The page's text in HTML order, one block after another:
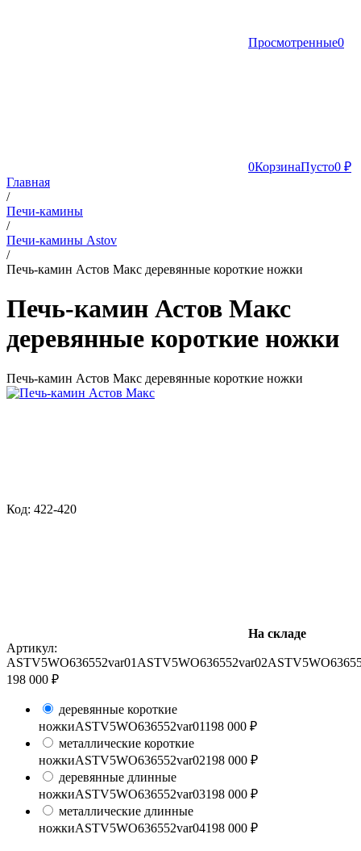
Просмотренные0
0КорзинаПусто0 ₽
Главная
/
Печи-камины
/
Печи-камины Astov
/
Печь-камин Астов Макс деревянные короткие ножки
Печь-камин Астов Макс
деревянные короткие ножки
Печь-камин Астов Макс деревянные короткие ножки
Код: 422-420
На складе
Артикул:
ASTV5WO636552var01 ASTV5WO636552var02
198 000 ₽
деревянные короткие
ножкиASTV5WO636552var01198 000 ₽
металлические короткие
ножкиASTV5WO636552var02198 000 ₽
деревянные длинные
ножкиASTV5WO636552var03198 000 ₽
металлические длинные
ножкиASTV5WO636552var04198 000 ₽